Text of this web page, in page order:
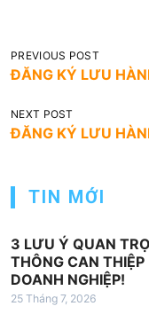
Đ
i
ề
u
ư
n
g
b
PREVIOUS POST
ĐĂNG KÝ LƯU
NEXT POST
ĐĂNG KÝ LƯU
TIN MỚI
3 LƯU Ý QUAN
THÔNG CAN
DOANH NGHIỆP!
25 Tháng 7, 2026